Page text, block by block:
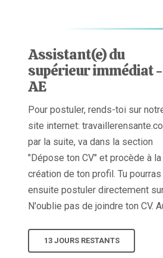
Assistant(e) du
supérieur immédiat -
AE
Pour postuler, rends-toi sur
site internet:
par la suite, va dans la section
"Dépose ton CV" et procède à la
création de ton profil. Tu pourras
ensuite postuler directement
N'oublie pas de joindre ton CV.
13 JOURS RESTANTS